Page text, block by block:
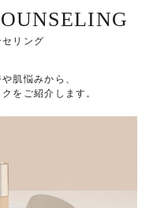
リング
肌悩みから、
をご紹介します。